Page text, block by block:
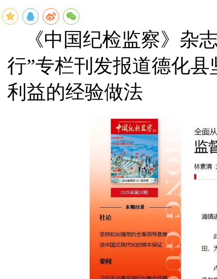
《中国纪检监察》杂
行”专栏刊发报道德化县
利益的经验做法